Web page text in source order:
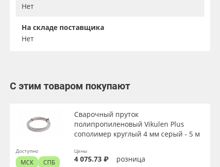
Нет
На складе поставщика
Нет
С этим товаром покупают
Сварочный пруток
полипропиленовый Vikulen Plus
сополимер круглый 4 мм серый - 5 м
Цены
4 075.73 ₽ розница
Доступно
МСК
СПБ